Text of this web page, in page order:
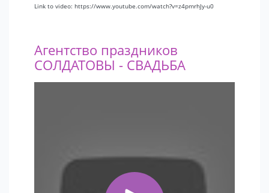
Link to video: https://www.youtube.com/watch?v=z4pmrhJy-u0
Агентство праздников
СОЛДАТОВЫ - СВАДЬБА